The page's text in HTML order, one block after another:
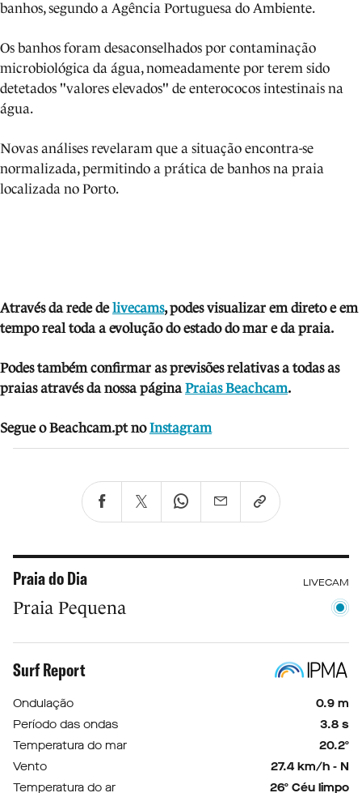
banhos, segundo a Agência Portuguesa do Ambiente.
Os banhos foram desaconselhados por contaminação
microbiológica da água, nomeadamente por terem sido
detetados "valores elevados" de enterococos intestinais na
água.
Novas análises revelaram que a situação encontra-se
normalizada, permitindo a prática de banhos na praia
localizada no Porto.
Através da rede delivecams, podes visualizar em direto e em
tempo real toda a evolução do estado do mar e da praia.
Podes também confirmar as previsões relativas a todas as
praias através da nossa páginaPraias Beachcam.
Segue o Beachcam.pt no Instagram
Praia do Dia LIVECAM
Praia Pequena
Surf Report
Ondulação
0.9 m
Período das ondas
3.8 s
Temperatura do mar
20.2º
Vento
27.4 km/h - N
Temperatura do ar
26º Céu limpo